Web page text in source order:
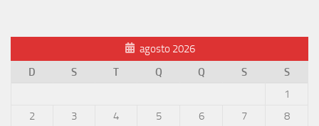
agosto 2026
D
S T Q Q S
S
1
2
3 4 5 6 7 8